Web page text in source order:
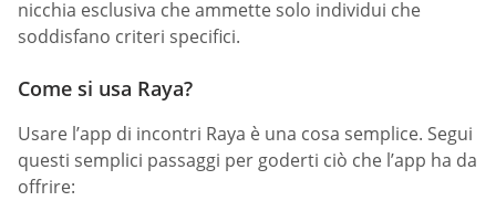
nicchia esclusiva che ammette solo individui che
soddisfano criteri specifici.
Come si usa Raya?
Usare l’app di incontri Raya è una cosa semplice. Segui
questi semplici passaggi per goderti ciò che l’app ha da
offrire: